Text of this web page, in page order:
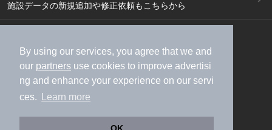
By using our services, you agree that we and
our partners use cookies to improve advertisi
ng and enhance your experience on our servi
ces.
Learn more
施設データの新規追加や修正依頼もこちらから
加盟店募集（資料請求）
広告出稿のご案内
利用規約
ライフスタイルMEMBERS+規約
特定商取引法に基づく表記
ヘルプ
採用情報
運営会社